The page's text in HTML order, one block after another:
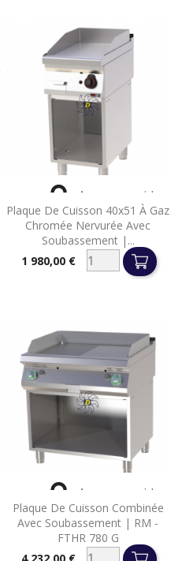
Plaque De Cuisson 40x51 À Gaz
Chromée Nervurée Avec
Soubassement |...
Prix1 980,00 €
 Aperçu rapide
Plaque De Cuisson Combinée
Avec Soubassement | RM -
FTHR 780 G
 Aperçu rapide